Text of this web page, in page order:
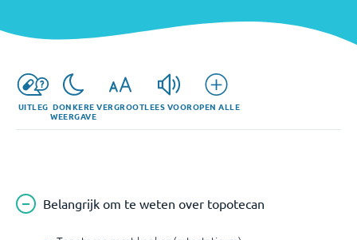
UITLEG DONKERE
WEERGAVE
VERGROOTLEES VOOROPEN ALLE
Belangrijk om te weten over topotecan